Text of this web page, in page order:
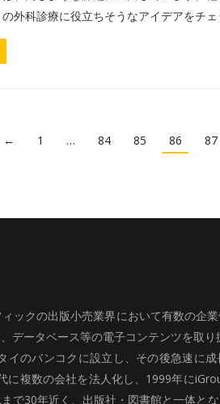
外科診療に役立ちそうなアイデアをチェ
← 1 … 84 85 86 87
ックの出版小売業界において有数の企
データベース等の電子コンテンツを取
のバンコクに設立し、その後急速に成
に複数の会社を法人化し、1999年に
で30年近く、出版社・図書館と一体と